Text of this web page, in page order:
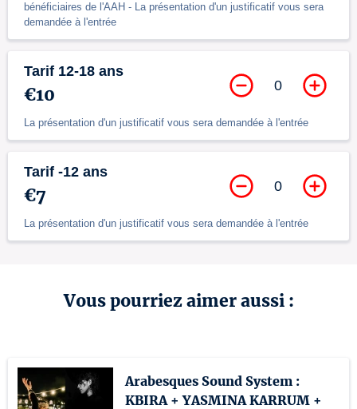
bénéficiaires de l'AAH - La présentation d'un justificatif vous sera
demandée à l'entrée
Tarif 12-18 ans
€10
La présentation d'un justificatif vous sera demandée à l'entrée
0
Tarif -12 ans
€7
La présentation d'un justificatif vous sera demandée à l'entrée
0
Vous pourriez aimer aussi :
Arabesques Sound System :
KBIRA + YASMINA KARRUM +